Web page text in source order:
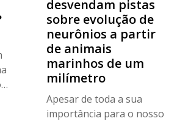
desvendam pistas
sobre evolução de
neurônios a partir
de animais
marinhos de um
milímetro
Apesar de toda a sua
importância para o nosso